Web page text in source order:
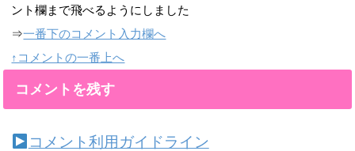
ント欄まで飛べるようにしました
⇒一番下のコメント入力欄へ
↑コメントの一番上へ
コメントを残す
コメント利用ガイドライン